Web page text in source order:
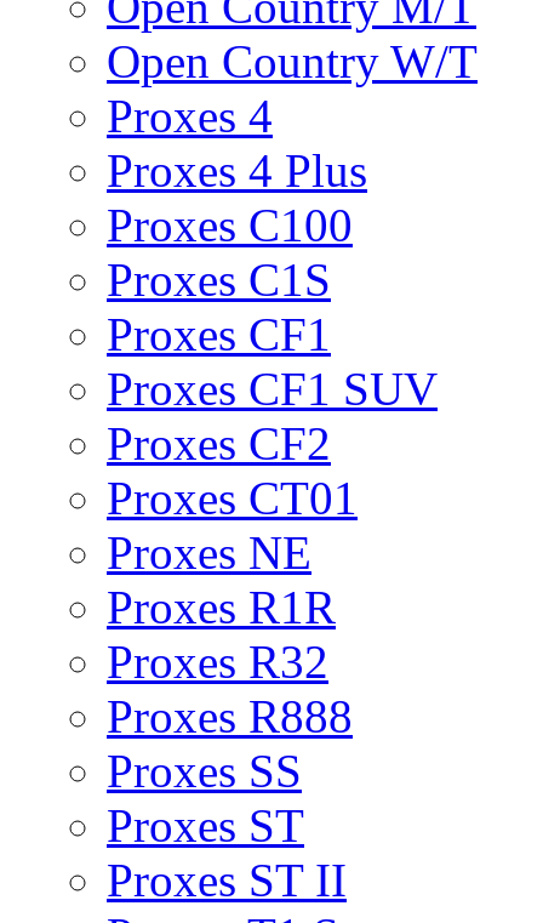
Open Country W/T
Proxes 4
Proxes 4 Plus
Proxes C100
Proxes C1S
Proxes CF1
Proxes CF1 SUV
Proxes CF2
Proxes CT01
Proxes NE
Proxes R1R
Proxes R32
Proxes R888
Proxes SS
Proxes ST
Proxes ST II